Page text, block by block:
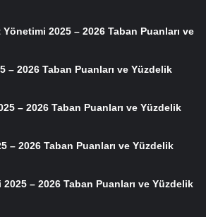
Yönetimi 2025 – 2026 Taban Puanları ve
– 2026 Taban Puanları ve Yüzdelik
– 2026 Taban Puanları ve Yüzdelik
– 2026 Taban Puanları ve Yüzdelik
– 2026 Taban Puanları ve Yüzdelik